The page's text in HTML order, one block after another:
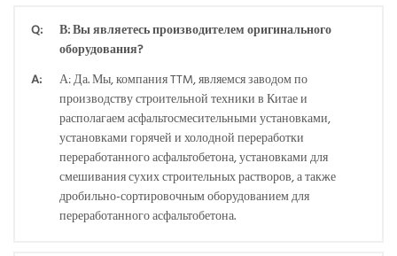
Q:
В: Вы являетесь производителем оригинального
оборудования?
A:
А: Да. Мы, компания TTM, являемся заводом по
производству строительной техники в Китае и
располагаем асфальтосмесительными установками,
установками горячей и холодной переработки
переработанного асфальтобетона, установками для
смешивания сухих строительных растворов, а также
дробильно-сортировочным оборудованием для
переработанного асфальтобетона.